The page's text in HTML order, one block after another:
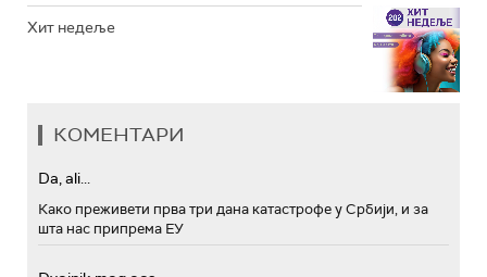
Хит недеље
КОМЕНТАРИ
Da, ali...
Како преживети прва три дана катастрофе у Србији, и за
шта нас припрема ЕУ